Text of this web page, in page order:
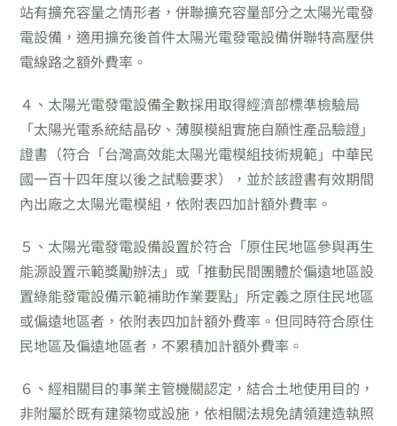
站有擴充容量之情形者，併聯擴充容量部分之太陽光電發
電設備，適用擴充後首件太陽光電發電設備併聯特高壓供
電線路之額外費率。
４、 太陽光電發電設備全數採用取得經濟部標準檢驗局
「太陽光電系統結晶矽、薄膜模組實施自願性產品驗證」
證書（符合「台灣高效能太陽光電模組技術規範」中華民
國一百十四年度以後之試驗要求），並於該證書有效期間
內出廠之太陽光電模組，依附表四加計額外費率。
５、 太陽光電發電設備設置於符合「原住民地區參與再生
能源設置示範獎勵辦法」或「推動民間團體於偏遠地區設
置綠能發電設備示範補助作業要點」所定義之原住民地區
或偏遠地區者，依附表四加計額外費率。但同時符合原住
民地區及偏遠地區者，不累積加計額外費率。
６、經相關目的事業主管機關認定，結合土地使用目的，
非附屬於既有建築物或設施，依相關法規免請領建造執照